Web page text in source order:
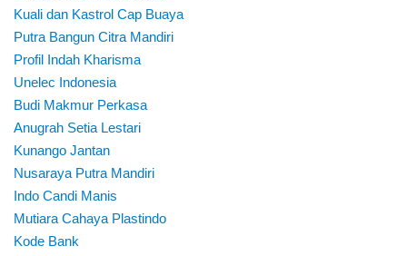
Kuali dan Kastrol Cap Buaya
Putra Bangun Citra Mandiri
Profil Indah Kharisma
Unelec Indonesia
Budi Makmur Perkasa
Anugrah Setia Lestari
Kunango Jantan
Nusaraya Putra Mandiri
Indo Candi Manis
Mutiara Cahaya Plastindo
Kode Bank